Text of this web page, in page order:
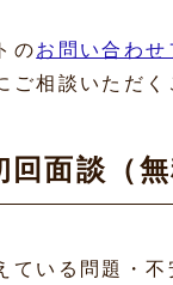
のお問い合わせ
ご相談いただ
面談（無
ている問題・